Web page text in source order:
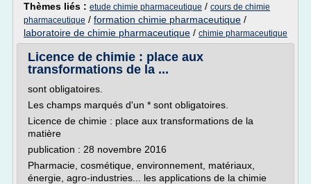
Thèmes liés : etude chimie pharmaceutique / cours de chimie
pharmaceutique / formation chimie pharmaceutique /
laboratoire de chimie pharmaceutique / chimie pharmaceutique
Licence de chimie : place aux
transformations de la ...
sont obligatoires.
Les champs marqués d'un * sont obligatoires.
Licence de chimie : place aux transformations de la
matière
publication : 28 novembre 2016
Pharmacie, cosmétique, environnement, matériaux,
énergie, agro-industries... les applications de la chimie